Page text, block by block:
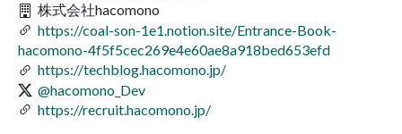
株式会社hacomono
https://coal-son-1e1.notion.site/Entrance-Book-
hacomono-4f5f5cec269e4e60ae8a918bed653efd
https://techblog.hacomono.jp/
@hacomono_Dev
https://recruit.hacomono.jp/